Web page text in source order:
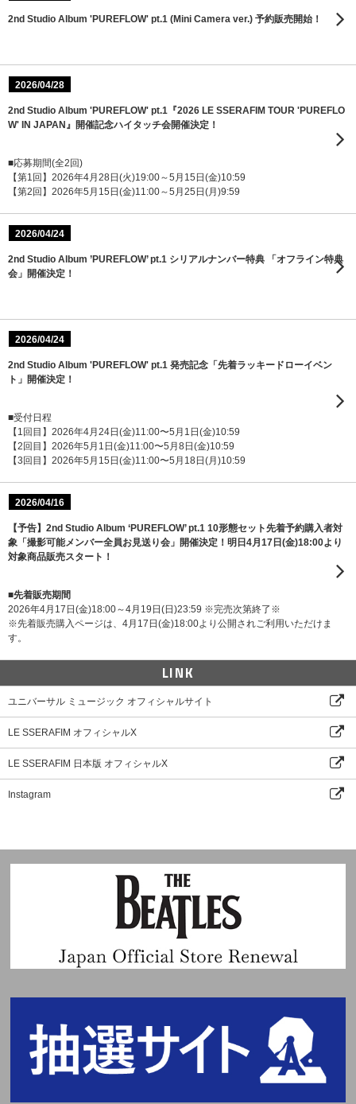
2nd Studio Album 'PUREFLOW' pt.1 (Mini Camera ver.) 予約販売開始！
2026/04/28
2nd Studio Album 'PUREFLOW' pt.1『2026 LE SSERAFIM TOUR 'PUREFLO
W' IN JAPAN』開催記念ハイタッチ会開催決定！
■応募期間(全2回)
【第1回】2026年4月28日(火)19:00～5月15日(金)10:59
【第2回】2026年5月15日(金)11:00～5月25日(月)9:59
2026/04/24
2nd Studio Album ’PUREFLOW’ pt.1 シリアルナンバー特典 「オフライン特典
会」開催決定！
2026/04/24
2nd Studio Album 'PUREFLOW' pt.1 発売記念「先着ラッキードローイベン
ト」開催決定！
■受付日程
【1回目】2026年4月24日(金)11:00〜5月1日(金)10:59
【2回目】2026年5月1日(金)11:00〜5月8日(金)10:59
【3回目】2026年5月15日(金)11:00〜5月18日(月)10:59
2026/04/16
【予告】2nd Studio Album ‘PUREFLOW’ pt.1 10形態セット先着予約購入者対
象「撮影可能メンバー全員お見送り会」開催決定！明日4月17日(金)18:00より
対象商品販売スタート！
■先着販売期間
2026年4月17日(金)18:00～4月19日(日)23:59 ※完売次第終了※
※先着販売購入ページは、4月17日(金)18:00より公開されご利用いただけま
す。
LINK
ユニバーサル ミュージック オフィシャルサイト
LE SSERAFIM オフィシャルX
LE SSERAFIM 日本版 オフィシャルX
Instagram